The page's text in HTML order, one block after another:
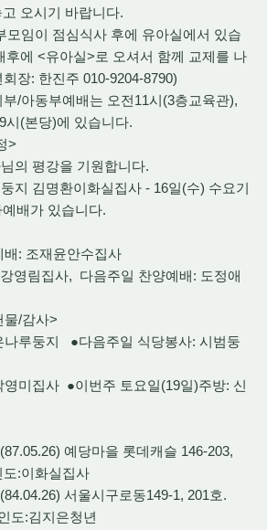
오시기 바랍니다.
모임이 점심식사 후에 유아실에서 있습
후에 <유아실>로 오셔서 함께 교제를 나
장: 한진주 010-9204-8790)
/아동부예배는 오전11시(3층교육관),
시(본당)에 있습니다.
>
의 평강을 기원합니다.
지 김명환이화실집사 - 16일(수) 수요기
배가 있습니다.
: 조재윤안수집사
영림집사, 다음주일 찬양예배: 도정애
물/감사>
나루둥지 ●다음주일 식당봉사: 시범둥
영미집사 ●이번주 토요일(19일)주방: 신
예당마을 롯데캐슬 146-203,
도:이화실집사
서울시구로동149-1, 201호.
도:김지은청년